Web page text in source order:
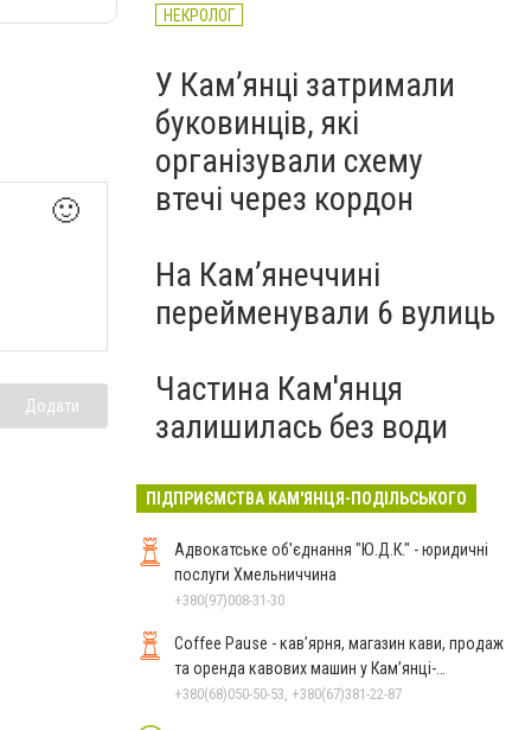
🙂
Додати
НЕКРОЛОГ
У Кам’янці затримали
буковинців, які
організували схему
втечі через кордон
На Камʼянеччині
перейменували 6 вулиць
Частина Кам'янця
залишилась без води
ПІДПРИЄМСТВА КАМ'ЯНЦЯ-ПОДІЛЬСЬКОГО
Адвокатське об'єднання "Ю.Д.К." - юридичні
послуги Хмельниччина
+380(97)008-31-30
Coffee Pause - кав’ярня, магазин кави, продаж
та оренда кавових машин у Кам’янці-
Подільському
+380(68)050-50-53, +380(67)381-22-87